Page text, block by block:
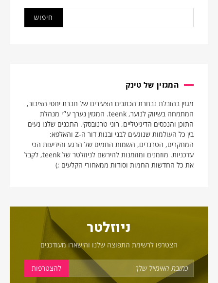
המגזין של טינק
מגזין בהובלת נבחרת הכתבים הצעירים של חברת יחסי הציבור,
המתמחה בשיווק לנוער, teenk. המגזין נערך ע״י מנהלת
התוכן והנכסים הדיגיטליים, רוני טרנובסקי. התכנים שלנו נעים
בין כל העולמות שנוגעים לבני ובנות דור ה-Z והאלפא:
המחקרים, הטרנדים, השמות החמים של הרגע והידיעות הכי
עדכניות. מוזמנים ומוזמנות להירשם לניוזלטר של teenk, לקבל
את כל החדשות החמות וסודות ממאחורי הקלעים ;)
ניוזלטר
הצטרפו לרשימת התפוצה שלנו והישארו מעודכנים